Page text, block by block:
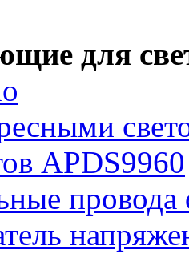
для
APDS9960
провода